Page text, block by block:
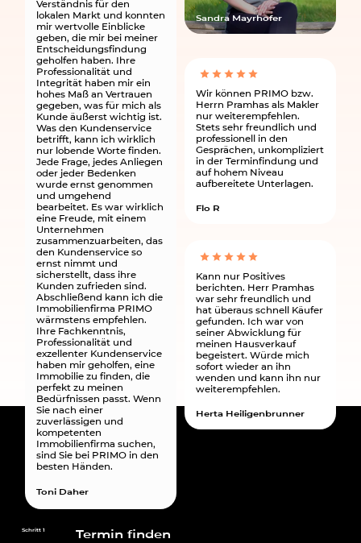
Verständnis für den
lokalen Markt und konnten
mir wertvolle Einblicke
geben, die mir bei meiner
Entscheidungsfindung
geholfen haben. Ihre
Professionalität und
Integrität haben mir ein
hohes Maß an Vertrauen
gegeben, was für mich als
Kunde äußerst wichtig ist.
Was den Kundenservice
betrifft, kann ich wirklich
nur lobende Worte finden.
Jede Frage, jedes Anliegen
oder jeder Bedenken
wurde ernst genommen
und umgehend
bearbeitet. Es war wirklich
eine Freude, mit einem
Unternehmen
zusammenzuarbeiten, das
den Kundenservice so
ernst nimmt und
sicherstellt, dass ihre
Kunden zufrieden sind.
Abschließend kann ich die
Immobilienfirma PRIMO
wärmstens empfehlen.
Ihre Fachkenntnis,
Professionalität und
exzellenter Kundenservice
haben mir geholfen, eine
Immobilie zu finden, die
perfekt zu meinen
Bedürfnissen passt. Wenn
Sie nach einer
zuverlässigen und
kompetenten
Immobilienfirma suchen,
sind Sie bei PRIMO in den
besten Händen.
Toni Daher
Sandra Mayrhofer
Wir können PRIMO bzw.
Herrn Pramhas als Makler
nur weiterempfehlen.
Stets sehr freundlich und
professionell in den
Gesprächen, unkompliziert
in der Terminfindung und
auf hohem Niveau
aufbereitete Unterlagen.
Flo R
Kann nur Positives
berichten. Herr Pramhas
war sehr freundlich und
hat überaus schnell Käufer
gefunden. Ich war von
seiner Abwicklung für
meinen Hausverkauf
begeistert. Würde mich
sofort wieder an ihn
wenden und kann ihn nur
weiterempfehlen.
Herta Heiligenbrunner
Schritt 1 Termin finden